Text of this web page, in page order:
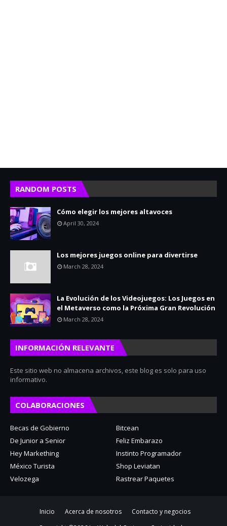
RANDOM POSTS
Cómo elegir los mejores altavoces
April 30, 2024
Los mejores juegos online para divertirse
March 28, 2024
La Evolución de los Videojuegos: Los Juegos en
el Metaverso como la Próxima Gran Revolución
March 28, 2024
INFORMACIÓN RELEVANTE
Este sitio web no almacena archivos, este blog es solo para uso
informativo.
COLABORACIONES
Becas de Gobierno
Bitcean
De Junior a Senior
Feliz Embarazo
Hey Markething
Instinto Programador
México Turista
Shop Leviatan
Velozega
Rastrear Paquetes
Inicio Acerca de nosotros
Contacto y negocios